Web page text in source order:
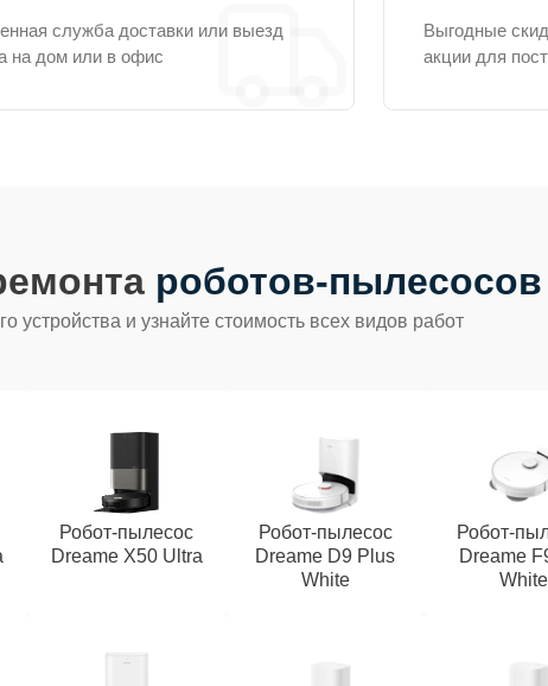
служба доставки или выезд
на дом или в офис
Выгодные
акции для
роботов-пылесосов
устройства и узнайте стоимость всех видов работ
Робот-пылесос
Dreame X50 Ultra
Робот-пылесос
Dreame D9 Plus
White
Робот-
Dreame
White